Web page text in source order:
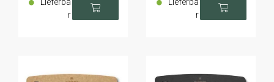
r
r